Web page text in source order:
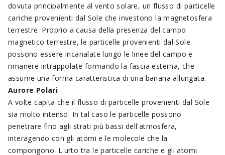
dovuta principalmente al vento solare, un flusso di particelle
cariche provenienti dal Sole che investono la magnetosfera
terrestre. Proprio a causa della presenza del campo
magnetico terrestre, le particelle provenienti dal Sole
possono essere incanalate lungo le linee del campo e
rimanere intrappolate formando la fascia esterna, che
assume una forma caratteristica di una banana allungata.
Aurore Polari
A volte capita che il flusso di particelle provenienti dal Sole
sia molto intenso. In tal caso le particelle possono
penetrare fino agli strati più bassi dell'atmosfera,
interagendo con gli atomi e le molecole che la
compongono. L'urto tra le particelle cariche e gli atomi